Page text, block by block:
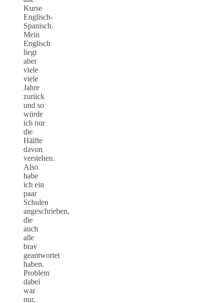
Kurse
Englisch-
Spanisch.
Mein
Englisch
liegt
aber
viele
viele
Jahre
zurück
und so
würde
ich nur
die
Hälfte
davon
verstehen.
Also
habe
ich ein
paar
Schulen
angeschrieben,
die
auch
alle
brav
geantwortet
haben.
Problem
dabei
war
nur,